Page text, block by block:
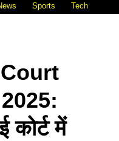
Sports Tech
कोर्ट में